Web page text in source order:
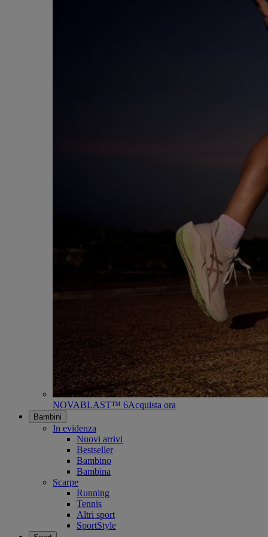
NOVABLAST™ 6Acquista ora
Bambini
In evidenza
Nuovi arrivi
Bestseller
Bambino
Bambina
Scarpe
Running
Tennis
Altri sport
SportStyle